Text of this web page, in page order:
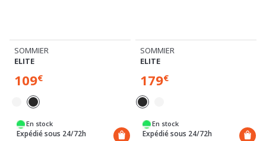
SOMMIER
ELITE
109€
En stock
Expédié sous 24/72h
SOMMIER
ELITE
179€
En stock
Expédié sous 24/72h